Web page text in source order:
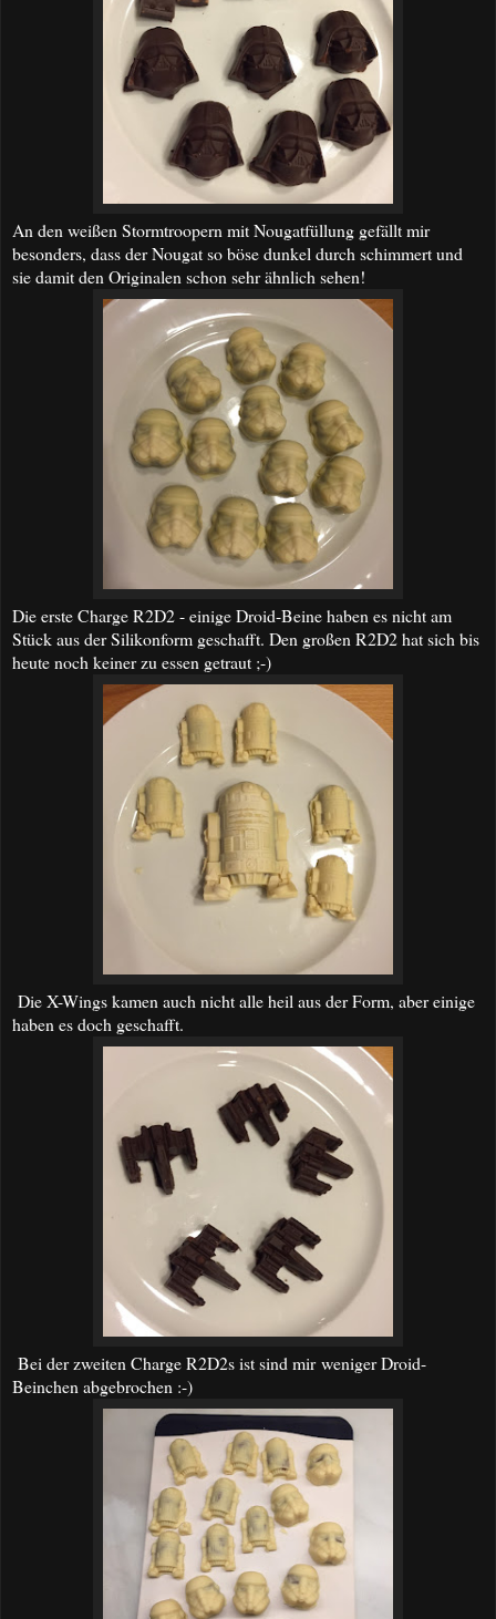
An den weißen Stormtroopern mit Nougatfüllung gefällt mir
besonders, dass der Nougat so böse dunkel durch schimmert und
sie damit den Originalen schon sehr ähnlich sehen!
Die erste Charge R2D2 - einige Droid-Beine haben es nicht am
Stück aus der Silikonform geschafft. Den großen R2D2 hat sich bis
heute noch keiner zu essen getraut ;-)
Die X-Wings kamen auch nicht alle heil aus der Form, aber einige
haben es doch geschafft.
Bei der zweiten Charge R2D2s ist sind mir weniger Droid-
Beinchen abgebrochen :-)